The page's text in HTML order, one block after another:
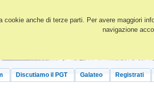
cookie anche di terze parti. Per avere maggiori
navigazione
Discutiamo il PGT Galateo Registrati